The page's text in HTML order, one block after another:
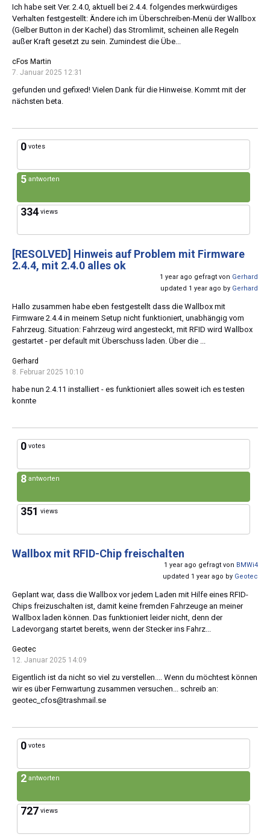
Ich habe seit Ver. 2.4.0, aktuell bei 2.4.4. folgendes merkwürdiges
Verhalten festgestellt: Ändere ich im Überschreiben-Menü der Wallbox
(Gelber Button in der Kachel) das Stromlimit, scheinen alle Regeln
außer Kraft gesetzt zu sein. Zumindest die Übe...
cFos Martin
7. Januar 2025 12:31
gefunden und gefixed! Vielen Dank für die Hinweise. Kommt mit der
nächsten beta.
0 votes
5 antworten
334 views
[RESOLVED] Hinweis auf Problem mit Firmware
2.4.4, mit 2.4.0 alles ok
1 year ago gefragt von Gerhard
updated 1 year ago by Gerhard
Hallo zusammen habe eben festgestellt dass die Wallbox mit
Firmware 2.4.4 in meinem Setup nicht funktioniert, unabhängig vom
Fahrzeug. Situation: Fahrzeug wird angesteckt, mit RFID wird Wallbox
gestartet - per default mit Überschuss laden. Über die ...
Gerhard
8. Februar 2025 10:10
habe nun 2.4.11 installiert - es funktioniert alles soweit ich es testen
konnte
0 votes
8 antworten
351 views
Wallbox mit RFID-Chip freischalten
1 year ago gefragt von BMWi4
updated 1 year ago by Geotec
Geplant war, dass die Wallbox vor jedem Laden mit Hilfe eines RFID-
Chips freizuschalten ist, damit keine fremden Fahrzeuge an meiner
Wallbox laden können. Das funktioniert leider nicht, denn der
Ladevorgang startet bereits, wenn der Stecker ins Fahrz...
Geotec
12. Januar 2025 14:09
Eigentlich ist da nicht so viel zu verstellen.... Wenn du möchtest können
wir es über Fernwartung zusammen versuchen... schreib an:
geotec_cfos@trashmail.se
0 votes
2 antworten
727 views